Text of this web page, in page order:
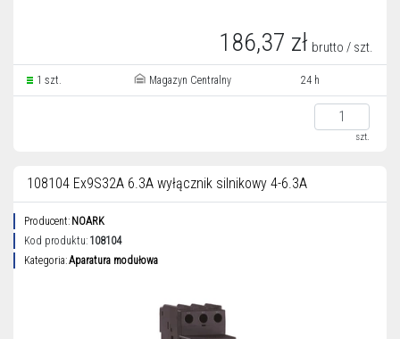
186,37 zł brutto / szt.
1 szt. Magazyn Centralny 24 h
szt.
108104 Ex9S32A 6.3A wyłącznik silnikowy 4-6.3A
Producent: NOARK
Kod produktu: 108104
Kategoria:Aparatura modułowa